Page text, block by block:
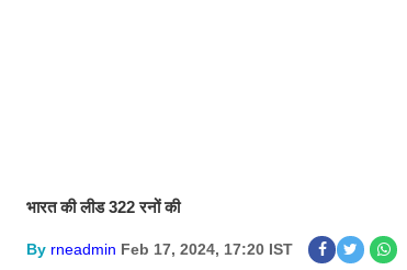
भारत की लीड 322 रनों की
By rneadmin Feb 17, 2024, 17:20 IST